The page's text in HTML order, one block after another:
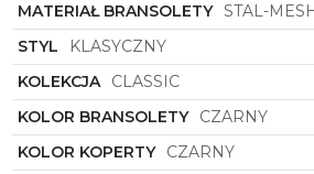
MATERIAŁ BRANSOLETY STAL-
STYL
KLASYCZNY
KOLEKCJA CLASSIC
KOLOR BRANSOLETY CZARNY
KOLOR KOPERTY CZARNY